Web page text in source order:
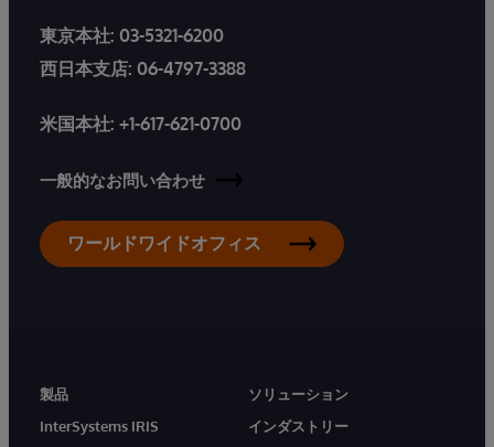
東京本社: 03-5321-6200
西日本支店: 06-4797-3388
米国本社: +1-617-621-0700
一般的なお問い合わせ
ワールドワイドオフィス
製品
InterSystems IRIS
ソリューション
インダストリー